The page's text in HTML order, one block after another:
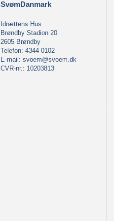
SvømDanmark
Idrættens Hus
Brøndby Stadion 20
2605 Brøndby
Telefon: 4344 0102
E-mail: svoem@svoem.dk
CVR-nr.: 10203813